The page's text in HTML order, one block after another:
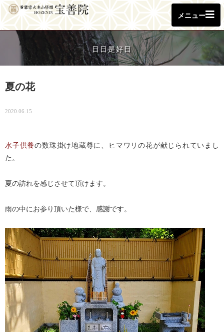
メニュー
日日是好日
夏の花
2020.06.15
水子供養の数珠掛け地蔵尊に、ヒマワリの花が献じられていまし
た。
夏の訪れを感じさせて頂けます。
雨の中にお参り頂いた様で、感謝です。